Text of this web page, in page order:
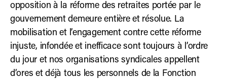
opposition à la réforme des retraites portée par le
gouvernement demeure entière et résolue. La
mobilisation et l’engagement contre cette réforme
injuste, infondée et inefficace sont toujours à l’ordre
du jour et nos organisations syndicales appellent
d’ores et déjà tous les personnels de la Fonction